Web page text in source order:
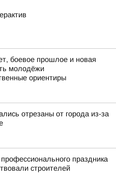
боевое прошлое и новая
молодёжи
ориентиры
отрезаны от города из-за
праздника
строителей